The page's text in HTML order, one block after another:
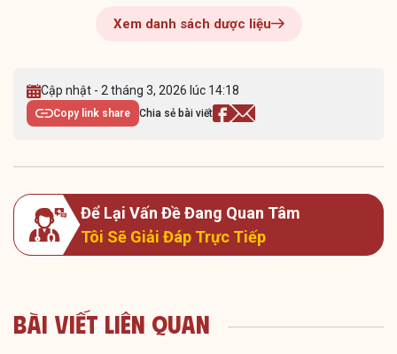
Xem danh sách dược liệu
Cập nhật - 2 tháng 3, 2026 lúc 14:18
Copy link share Chia sẻ bài viết
Để Lại Vấn Đề Đang Quan Tâm
Tôi Sẽ Giải Đáp Trực Tiếp
Bài Viết Liên Quan